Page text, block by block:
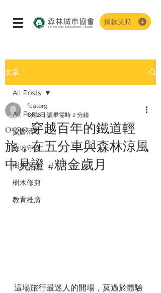
捐款支持
文章
All Posts
協會活動
綠地守護
樹木保護
樹木修剪
教育推廣
All Posts
0530 穿越百年的鐵道輕
旅，在五分車與森林涼風
中見證 #糖金歲月
fcatorg
6月2日 讀畢需時 2 分鐘
這場旅行最迷人的開場，莫過於體驗